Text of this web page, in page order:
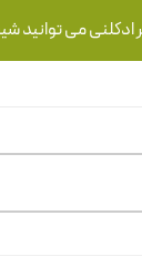
می توانید